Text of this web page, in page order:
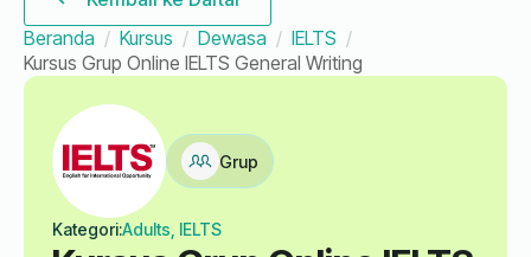
Beranda
Kursus Dewasa
IELTS
Kursus Grup Online IELTS General Writing
Grup
Kategori:Adults, IELTS